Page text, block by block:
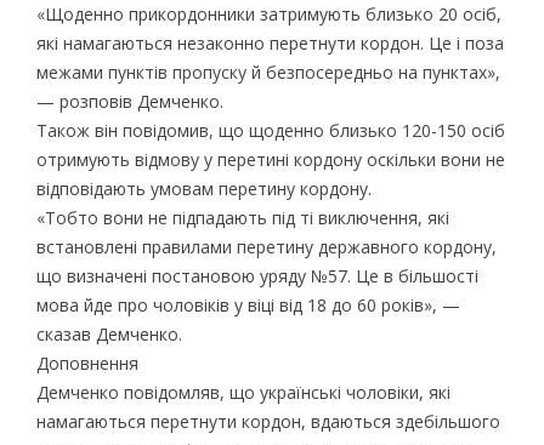
«Щоденно прикордонники затримують близько 20 осіб,
які намагаються незаконно перетнути кордон. Це і поза
межами пунктів пропуску й безпосередньо на пунктах»,
— розповів Демченко.
Також він повідомив, що щоденно близько 120-150 осіб
отримують відмову у перетині кордону оскільки вони не
відповідають умовам перетину кордону.
«Тобто вони не підпадають під ті виключення, які
встановлені правилами перетину державного кордону,
що визначені постановою уряду №57. Це в більшості
мова йде про чоловіків у віці від 18 до 60 років», —
сказав Демченко.
Доповнення
Демченко повідомляв, що українські чоловіки, які
намагаються перетнути кордон, вдаються здебільшого